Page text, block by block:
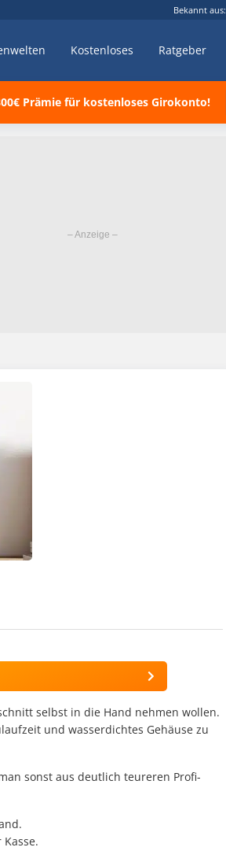
Bekannt aus:
Kostenloses Ratgeber
Prämie für kostenloses Girokonto!
selbst in die Hand nehmen wollen.
und wasserdichtes Gehäuse zu
sonst aus deutlich teureren Profi-